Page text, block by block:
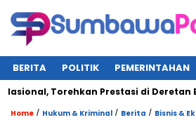
BERITA POLITIK PEMERINTAHAN
Torehkan Prestasi di Deretan Elit
Home / Hukum & Kriminal / Berita / Bisnis &